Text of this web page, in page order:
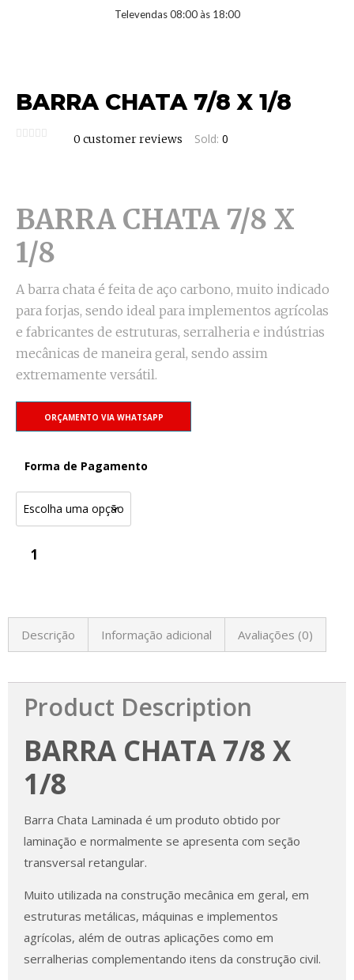
Televendas 08:00 às 18:00
BARRA CHATA 7/8 X 1/8
0 customer reviews Sold: 0
BARRA CHATA 7/8 X
1/8
A barra chata é feita de aço carbono, muito indicado
para forjas, sendo ideal para implementos agrícolas
e fabricantes de estruturas, serralheria e indústrias
mecânicas de maneira geral, sendo assim
extremamente versátil.
ORÇAMENTO VIA WHATSAPP
Forma de Pagamento
Descrição Informação adicional Avaliações (0)
Product Description
BARRA CHATA 7/8 X
1/8
Barra Chata Laminada é um produto obtido por
laminação e normalmente se apresenta com seção
transversal retangular.
Muito utilizada na construção mecânica em geral, em
estruturas metálicas, máquinas e implementos
agrícolas, além de outras aplicações como em
serralherias complementando itens da construção civil.